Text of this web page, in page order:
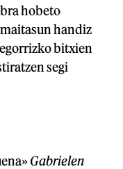
hobeto
handiz
bitxien
segi
Gabrielen